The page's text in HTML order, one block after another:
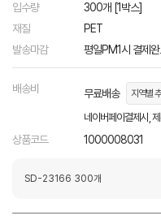
입수량
300개 [1박스]
재질
PET
발송마감
평일PM1시 결제
배송비 무료배송 지역별
네이버페이결제시,
상품코드 1000008031
SD-23166 300개